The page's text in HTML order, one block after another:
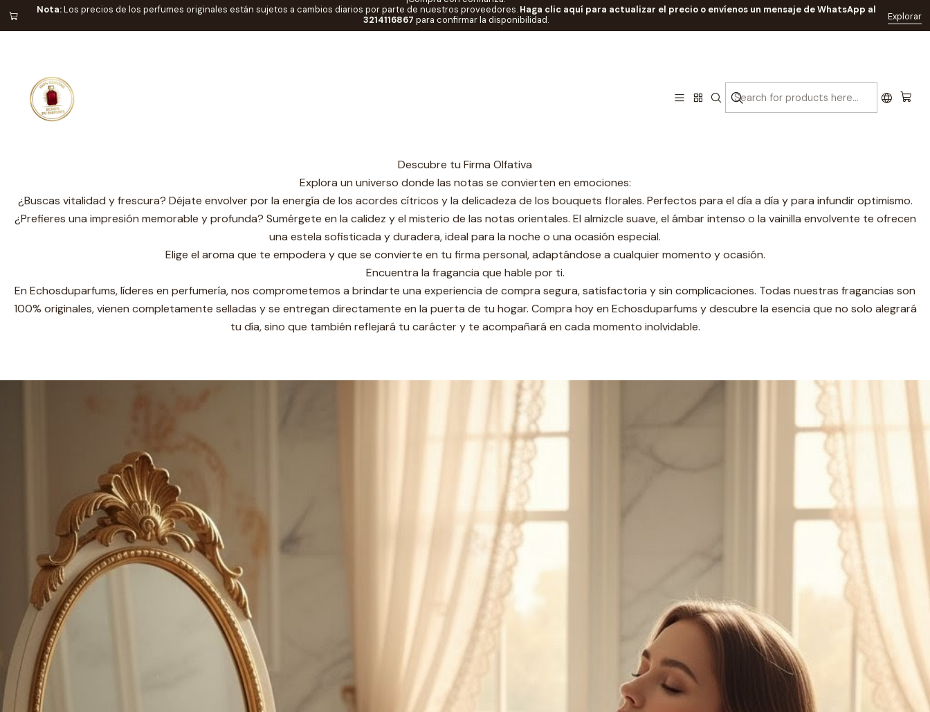
Nota:Los precios de los perfumes originales están sujetos a cambios diarios por parte de nuestros proveedores. Haga clic aquí para actualizar el precio o envíenos un mensaje de WhatsApp al
3214116867 para confirmar la disponibilidad. Explorar
Home CATEGORIAS Perfumes de mujer
Descubre tu Firma Olfativa
Explora un universo donde las notas se convierten en emociones:
¿Buscas vitalidad y frescura? Déjate envolver por la energía de los acordes cítricos y la delicadeza de los bouquets florales. Perfectos para el día a día y para infundir optimismo.
¿Prefieres una impresión memorable y profunda? Sumérgete en la calidez y el misterio de las notas orientales. El almizcle suave, el ámbar intenso o la vainilla envolvente te ofrecen
una estela sofisticada y duradera, ideal para la noche o una ocasión especial.
Elige el aroma que te empodera y que se convierte en tu firma personal, adaptándose a cualquier momento y ocasión.
Encuentra la fragancia que hable por ti.
En Echosduparfums, líderes en perfumería, nos comprometemos a brindarte una experiencia de compra segura, satisfactoria y sin complicaciones. Todas nuestras fragancias son
100% originales, vienen completamente selladas y se entregan directamente en la puerta de tu hogar. Compra hoy en Echosduparfums y descubre la esencia que no solo alegrará
tu día, sino que también reflejará tu carácter y te acompañará en cada momento inolvidable.